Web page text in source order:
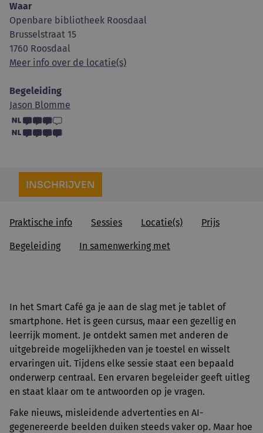
Waar
Openbare bibliotheek Roosdaal
Brusselstraat 15
1760 Roosdaal
Meer info over de locatie(s)
Begeleiding
Jason Blomme
INSCHRIJVEN
Praktische info Sessies Locatie(s) Prijs
Begeleiding In samenwerking met
In het Smart Café ga je aan de slag met je tablet of
smartphone. Het is geen cursus, maar een gezellig en
leerrijk moment. Je ontdekt samen met anderen de
uitgebreide mogelijkheden van je toestel en wisselt
ervaringen uit. Tijdens elke sessie staat een bepaald
onderwerp centraal. Een ervaren begeleider geeft uitleg
en staat klaar om te antwoorden op je vragen.
Fake nieuws, misleidende advertenties en AI-
gegenereerde beelden duiken steeds vaker op. Maar hoe